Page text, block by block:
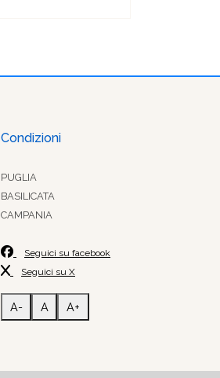
Condizioni
PUGLIA
BASILICATA
CAMPANIA
Seguici su facebook
Seguici su X
A- A A+